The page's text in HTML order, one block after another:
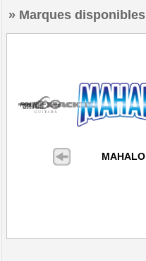
Marques disponibles
MAHALO